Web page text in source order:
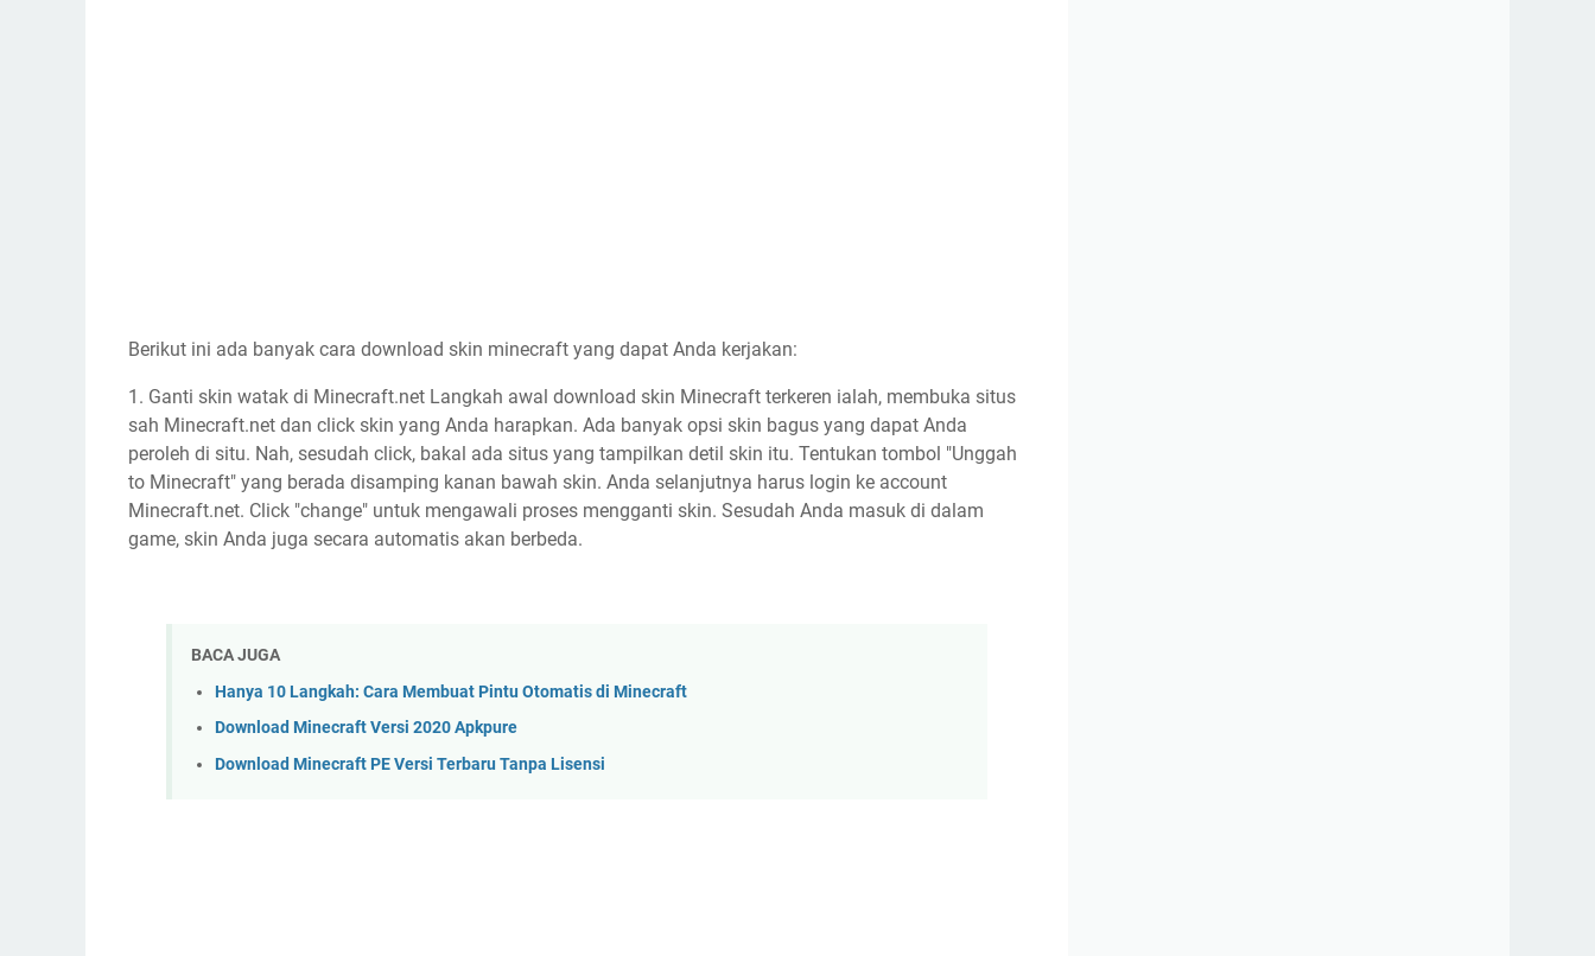
Berikut ini ada banyak cara download skin minecraft yang dapat Anda kerjakan:
1. Ganti skin watak di Minecraft.net Langkah awal download skin Minecraft terkeren ialah, membuka situs
sah Minecraft.net dan click skin yang Anda harapkan. Ada banyak opsi skin bagus yang dapat Anda
peroleh di situ. Nah, sesudah click, bakal ada situs yang tampilkan detil skin itu. Tentukan tombol "Unggah
to Minecraft" yang berada disamping kanan bawah skin. Anda selanjutnya harus login ke account
Minecraft.net. Click "change" untuk mengawali proses mengganti skin. Sesudah Anda masuk di dalam
game, skin Anda juga secara automatis akan berbeda.
BACA JUGA
Hanya 10 Langkah: Cara Membuat Pintu Otomatis di Minecraft
Download Minecraft Versi 2020 Apkpure
Download Minecraft PE Versi Terbaru Tanpa Lisensi